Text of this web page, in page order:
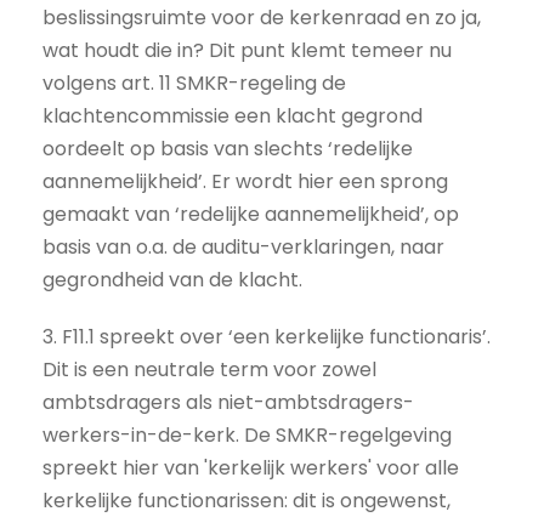
beslissingsruimte voor de kerkenraad en zo ja,
wat houdt die in? Dit punt klemt temeer nu
volgens art. 11 SMKR-regeling de
klachtencommissie een klacht gegrond
oordeelt op basis van slechts ‘redelijke
aannemelijkheid’. Er wordt hier een sprong
gemaakt van ‘redelijke aannemelijkheid’, op
basis van o.a. de auditu-verklaringen, naar
gegrondheid van de klacht.
3. F11.1 spreekt over ‘een kerkelijke functionaris’.
Dit is een neutrale term voor zowel
ambtsdragers als niet-ambtsdragers-
werkers-in-de-kerk. De SMKR-regelgeving
spreekt hier van 'kerkelijk werkers' voor alle
kerkelijke functionarissen: dit is ongewenst,